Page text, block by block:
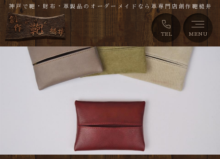
TEL MENU
神戸で鞄・財布・革製品のオーダーメイドなら革専門店創作鞄槌井